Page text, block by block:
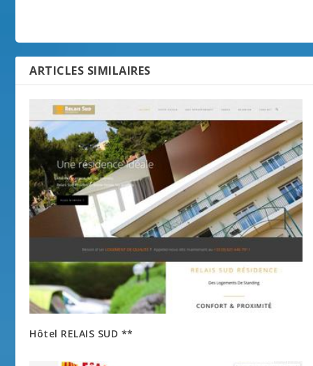
ARTICLES SIMILAIRES
Hôtel RELAIS SUD **